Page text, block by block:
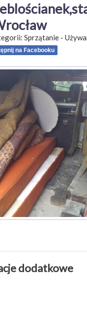
Sprzątanie-
na Facebooku
dodatkowe